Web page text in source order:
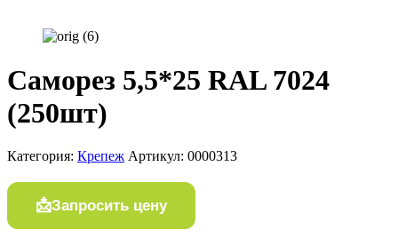
Саморез 5,5*25 RAL 7024
(250шт)
Категория: Крепеж Артикул: 0000313
Запросить цену